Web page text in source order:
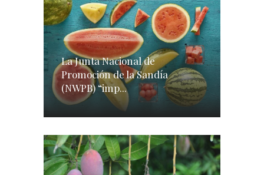
La Junta Nacional de
Promoción de la Sandía
(NWPB) “imp...